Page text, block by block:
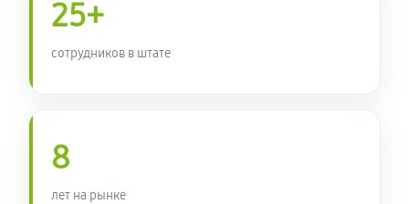
25+
сотрудников в штате
8
лет на рынке